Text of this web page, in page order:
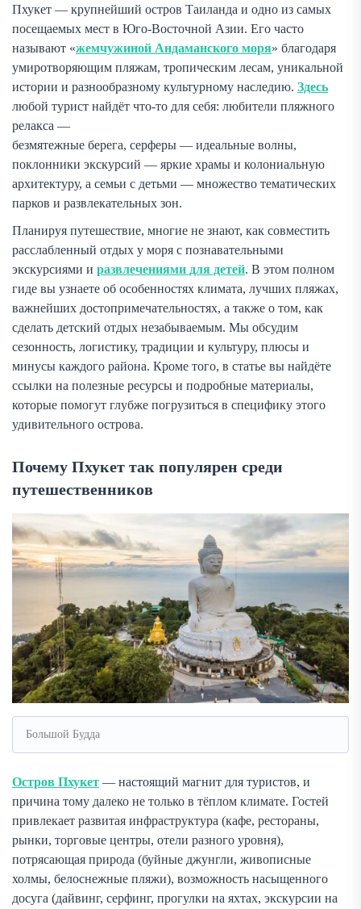
Пхукет — крупнейший остров Таиланда и одно из самых
посещаемых мест в Юго-Восточной Азии. Его часто
называют «жемчужиной Андаманского моря» благодаря
умиротворяющим пляжам, тропическим лесам, уникальной
истории и разнообразному культурному наследию. Здесь
любой турист найдёт что-то для себя: любители пляжного
релакса —
безмятежные берега, серферы — идеальные волны,
поклонники экскурсий — яркие храмы и колониальную
архитектуру, а семьи с детьми — множество тематических
парков и развлекательных зон.
Планируя путешествие, многие не знают, как совместить
расслабленный отдых у моря с познавательными
экскурсиями и развлечениями для детей. В этом полном
гиде вы узнаете об особенностях климата, лучших пляжах,
важнейших достопримечательностях, а также о том, как
сделать детский отдых незабываемым. Мы обсудим
сезонность, логистику, традиции и культуру, плюсы и
минусы каждого района. Кроме того, в статье вы найдёте
ссылки на полезные ресурсы и подробные материалы,
которые помогут глубже погрузиться в специфику этого
удивительного острова.
Почему Пхукет так популярен среди
путешественников
Большой Будда
Остров Пхукет — настоящий магнит для туристов, и
причина тому далеко не только в тёплом климате. Гостей
привлекает развитая инфраструктура (кафе, рестораны,
рынки, торговые центры, отели разного уровня),
потрясающая природа (буйные джунгли, живописные
холмы, белоснежные пляжи), возможность насыщенного
досуга (дайвинг, серфинг, прогулки на яхтах, экскурсии на